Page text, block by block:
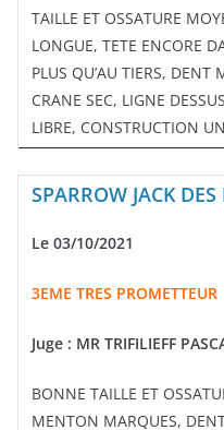
TAILLE ET OSSATURE
LONGUE, TETE ENCORE
PLUS QU’AU TIERS, DENT
CRANE SEC, LIGNE
LIBRE, CONSTRUCTION
SPARROW JACK DES
Le 03/10/2021
3EME TRES PROMETTEUR
Juge : MR TRIFILIEFF
BONNE TAILLE ET
MENTON MARQUES,